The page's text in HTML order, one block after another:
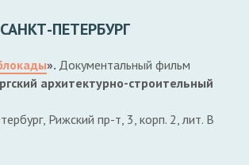
ПЕТЕРБУРГ
». Документальный фильм
архитектурно-строительный
Рижский пр-т, 3, корп. 2, лит. В